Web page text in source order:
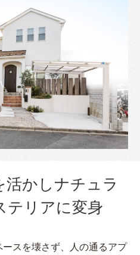
活かしナチュラ
テリアに変身
スを壊さず、人の通るアプ